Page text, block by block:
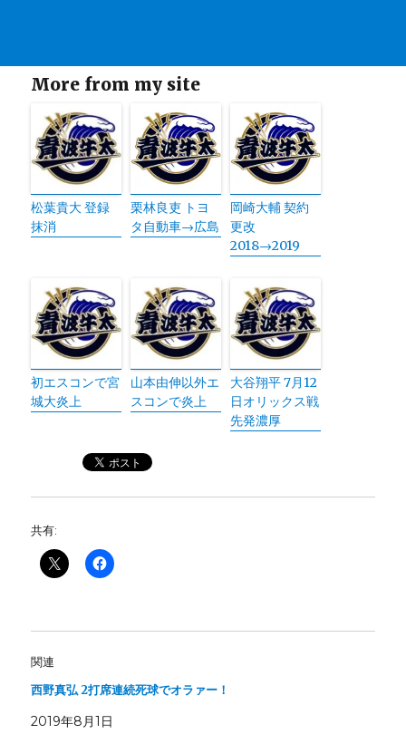
More from my site
松葉貴大 登録
抹消
栗林良吏 トヨ
タ自動車→広島
岡崎大輔 契約
更改
2018→2019
初エスコンで宮
城大炎上
山本由伸以外エ
スコンで炎上
大谷翔平 7月12
日オリックス戦
先発濃厚
共有:
関連
西野真弘 2打席連続死球でオラァー！
2019年8月1日